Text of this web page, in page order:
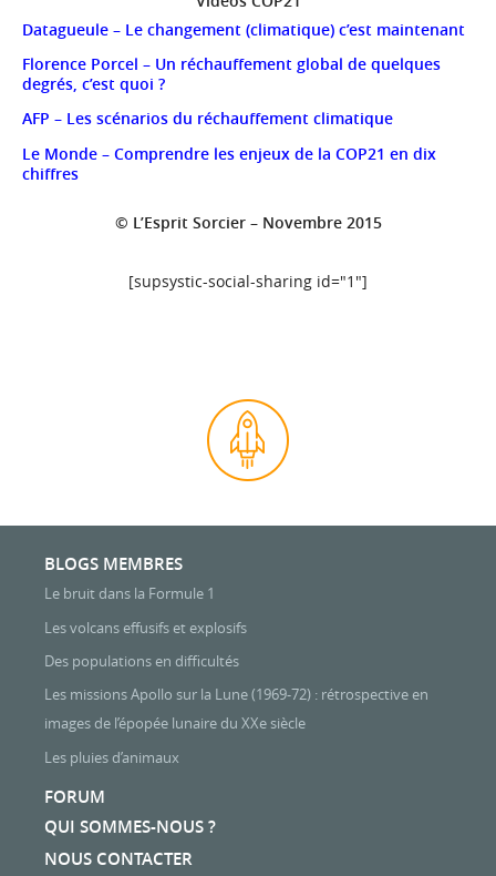
Datagueule – Le changement (climatique) c’est maintenant
Florence Porcel – Un réchauffement global de quelques
degrés, c’est quoi ?
AFP – Les scénarios du réchauffement climatique
Le Monde – Comprendre les enjeux de la COP21 en dix
chiffres
© L’Esprit Sorcier – Novembre 2015
[supsystic-social-sharing id="1"]
BLOGS MEMBRES
Le bruit dans la Formule 1
Les volcans effusifs et explosifs
Des populations en difficultés
Les missions Apollo sur la Lune (1969-72) : rétrospective en
images de l’épopée lunaire du XXe siècle
Les pluies d’animaux
FORUM
QUI SOMMES-NOUS ?
NOUS CONTACTER